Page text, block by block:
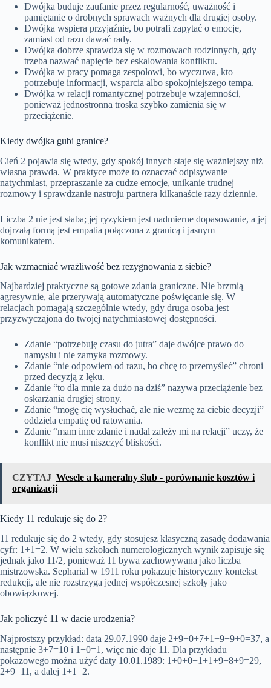
Dwójka buduje zaufanie przez regularność, uważność i
pamiętanie o drobnych sprawach ważnych dla drugiej osoby.
Dwójka wspiera przyjaźnie, bo potrafi zapytać o emocje,
zamiast od razu dawać rady.
Dwójka dobrze sprawdza się w rozmowach rodzinnych, gdy
trzeba nazwać napięcie bez eskalowania konfliktu.
Dwójka w pracy pomaga zespołowi, bo wyczuwa, kto
potrzebuje informacji, wsparcia albo spokojniejszego tempa.
Dwójka w relacji romantycznej potrzebuje wzajemności,
ponieważ jednostronna troska szybko zamienia się w
przeciążenie.
Kiedy dwójka gubi granice?
Cień 2 pojawia się wtedy, gdy spokój innych staje się ważniejszy niż
własna prawda. W praktyce może to oznaczać odpisywanie
natychmiast, przepraszanie za cudze emocje, unikanie trudnej
rozmowy i sprawdzanie nastroju partnera kilkanaście razy dziennie.
Liczba 2 nie jest słaba; jej ryzykiem jest nadmierne dopasowanie, a jej
dojrzałą formą jest empatia połączona z granicą i jasnym
komunikatem.
Jak wzmacniać wrażliwość bez rezygnowania z siebie?
Najbardziej praktyczne są gotowe zdania graniczne. Nie brzmią
agresywnie, ale przerywają automatyczne poświęcanie się. W
relacjach pomagają szczególnie wtedy, gdy druga osoba jest
przyzwyczajona do twojej natychmiastowej dostępności.
Zdanie “potrzebuję czasu do jutra” daje dwójce prawo do
namysłu i nie zamyka rozmowy.
Zdanie “nie odpowiem od razu, bo chcę to przemyśleć” chroni
przed decyzją z lęku.
Zdanie “to dla mnie za dużo na dziś” nazywa przeciążenie bez
oskarżania drugiej strony.
Zdanie “mogę cię wysłuchać, ale nie wezmę za ciebie decyzji”
oddziela empatię od ratowania.
Zdanie “mam inne zdanie i nadal zależy mi na relacji” uczy, że
konflikt nie musi niszczyć bliskości.
CZYTAJ Wesele a kameralny ślub - porównanie kosztów i
organizacji
Kiedy 11 redukuje się do 2?
11 redukuje się do 2 wtedy, gdy stosujesz klasyczną zasadę dodawania
cyfr: 1+1=2. W wielu szkołach numerologicznych wynik zapisuje się
jednak jako 11/2, ponieważ 11 bywa zachowywana jako liczba
mistrzowska. Sepharial w 1911 roku pokazuje historyczny kontekst
redukcji, ale nie rozstrzyga jednej współczesnej szkoły jako
obowiązkowej.
Jak policzyć 11 w dacie urodzenia?
Najprostszy przykład: data 29.07.1990 daje 2+9+0+7+1+9+9+0=37, a
następnie 3+7=10 i 1+0=1, więc nie daje 11. Dla przykładu
pokazowego można użyć daty 10.01.1989: 1+0+0+1+1+9+8+9=29,
2+9=11, a dalej 1+1=2.